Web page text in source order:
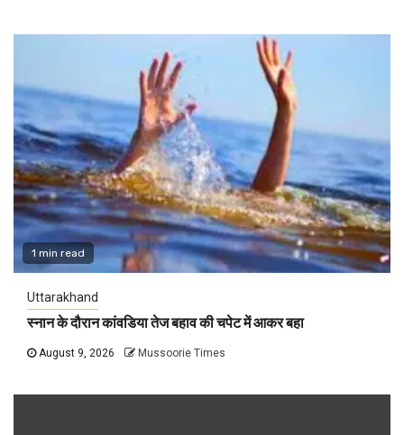
1 min read
Uttarakhand
स्नान के दौरान कांवडिया तेज बहाव की चपेट में आकर बहा
August 9, 2026 Mussoorie Times